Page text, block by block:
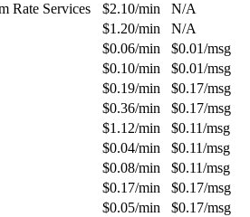
Rate Services
$2.10/min
N/A
$1.20/min
N/A
$0.06/min $0.01/msg
$0.10/min $0.01/msg
$0.19/min $0.17/msg
$0.36/min $0.17/msg
$1.12/min $0.11/msg
$0.04/min $0.11/msg
$0.08/min $0.11/msg
$0.17/min $0.17/msg
$0.05/min $0.17/msg